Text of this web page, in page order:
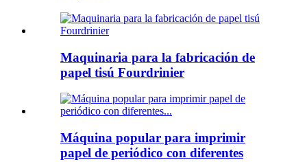
Maquinaria para la fabricación de
papel tisú Fourdrinier
Máquina popular para imprimir
papel de periódico con diferentes